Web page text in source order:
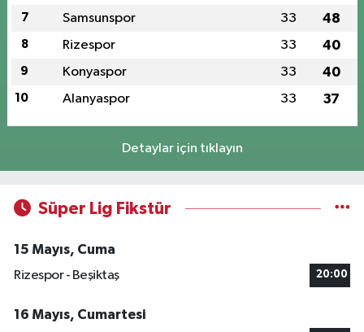
7 Samsunspor 33 48
8 Rizespor 33 40
9 Konyaspor 33 40
10 Alanyaspor 33 37
Detaylar için tıklayın
Süper Lig Fikstür
15 Mayıs, Cuma
Rizespor - Beşiktaş
20:00
16 Mayıs, Cumartesi